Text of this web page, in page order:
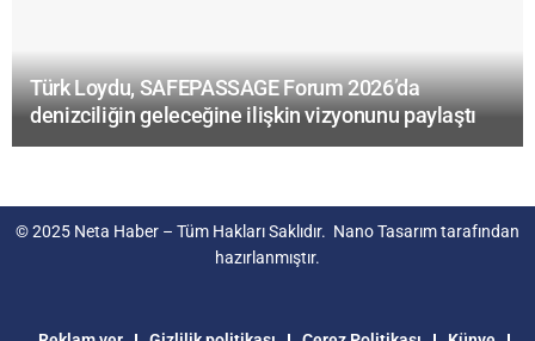
Türk Loydu, SAFEPASSAGE Forum 2026’da
denizciliğin geleceğine ilişkin vizyonunu paylaştı
© 2025 Neta Haber – Tüm Hakları Saklıdır. Nano Tasarımtarafından
hazırlanmıştır.